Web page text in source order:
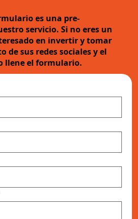
es una pre-
servicio. Si no eres un
en invertir y tomar
de sus redes sociales y el
llene el formulario.